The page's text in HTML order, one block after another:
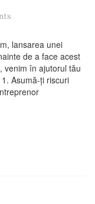
lansarea unei
de a face acest
venim în ajutorul tău
Asumă-ți riscuri